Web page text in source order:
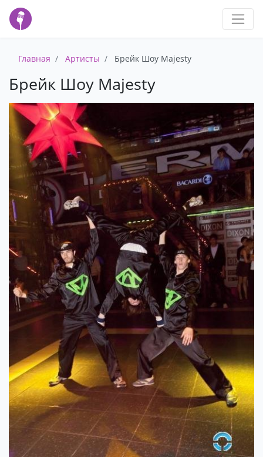
Главная Артисты Брейк Шоу Majesty
Брейк Шоу Majesty